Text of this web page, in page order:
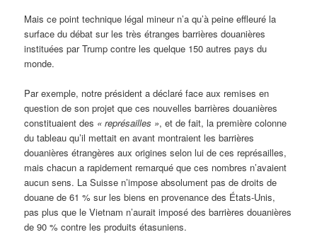
Mais ce point technique légal mineur n’a qu’à peine effleuré la
surface du débat sur les très étranges barrières douanières
instituées par Trump contre les quelque 150 autres pays du
monde.
Par exemple, notre président a déclaré face aux remises en
question de son projet que ces nouvelles barrières douanières
constituaient des « représailles », et de fait, la première colonne
du tableau qu’il mettait en avant montraient les barrières
douanières étrangères aux origines selon lui de ces représailles,
mais chacun a rapidement remarqué que ces nombres n’avaient
aucun sens. La Suisse n’impose absolument pas de droits de
douane de 61 % sur les biens en provenance des États-Unis,
pas plus que le Vietnam n’aurait imposé des barrières douanières
de 90 % contre les produits étasuniens.